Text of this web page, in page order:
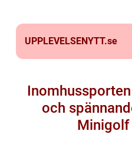
UPPLEVELSENYTT.se
och
Minigolf